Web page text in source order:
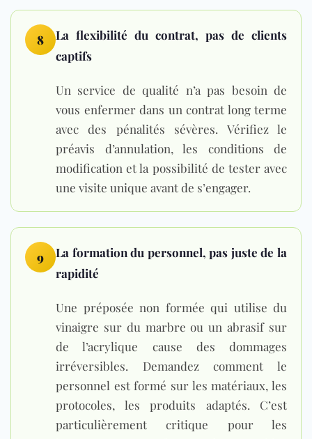
8
La flexibilité du contrat, pas de clients
captifs
Un service de qualité n’a pas besoin de
vous enfermer dans un contrat long terme
avec des pénalités sévères. Vérifiez le
préavis d’annulation, les conditions de
modification et la possibilité de tester avec
une visite unique avant de s’engager.
9
La formation du personnel, pas juste de la
rapidité
Une préposée non formée qui utilise du
vinaigre sur du marbre ou un abrasif sur
de l’acrylique cause des dommages
irréversibles. Demandez comment le
personnel est formé sur les matériaux, les
protocoles, les produits adaptés. C’est
particulièrement critique pour les